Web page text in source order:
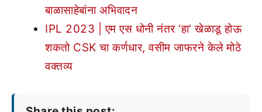
बाळासाहेबांना अभिवादन
IPL 2023 | एम एस धोनी नंतर ‘हा’ खेळाडू होऊ
शकतो CSK चा कर्णधार, वसीम जाफरने केले मोठे
वक्तव्य